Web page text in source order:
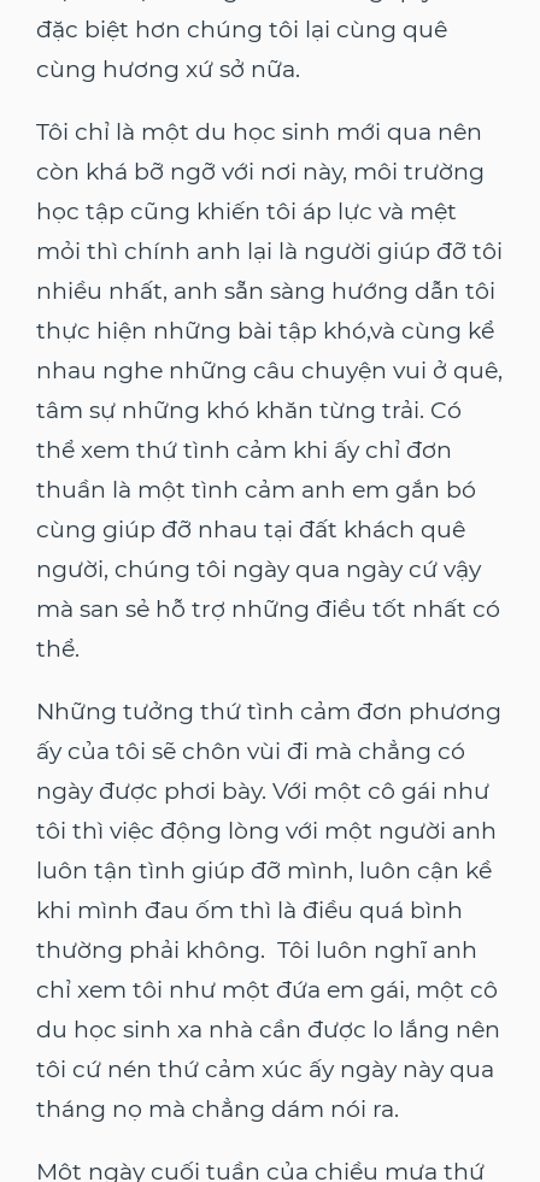
đặc biệt hơn chúng tôi lại cùng quê
cùng hương xứ sở nữa.
Tôi chỉ là một du học sinh mới qua nên
còn khá bỡ ngỡ với nơi này, môi trường
học tập cũng khiến tôi áp lực và mệt
mỏi thì chính anh lại là người giúp đỡ tôi
nhiều nhất, anh sẵn sàng hướng dẫn tôi
thực hiện những bài tập khó,và cùng kể
nhau nghe những câu chuyện vui ở quê,
tâm sự những khó khăn từng trải. Có
thể xem thứ tình cảm khi ấy chỉ đơn
thuần là một tình cảm anh em gắn bó
cùng giúp đỡ nhau tại đất khách quê
người, chúng tôi ngày qua ngày cứ vậy
mà san sẻ hỗ trợ những điều tốt nhất có
thể.
Những tưởng thứ tình cảm đơn phương
ấy của tôi sẽ chôn vùi đi mà chẳng có
ngày được phơi bày. Với một cô gái như
tôi thì việc động lòng với một người anh
luôn tận tình giúp đỡ mình, luôn cận kề
khi mình đau ốm thì là điều quá bình
thường phải không. Tôi luôn nghĩ anh
chỉ xem tôi như một đứa em gái, một cô
du học sinh xa nhà cần được lo lắng nên
tôi cứ nén thứ cảm xúc ấy ngày này qua
tháng nọ mà chẳng dám nói ra.
Một ngày cuối tuần của chiều mưa thứ